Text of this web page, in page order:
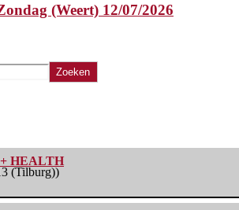
(Weert) 12/07/2026
Zoeken
HEALTH
(Tilburg))